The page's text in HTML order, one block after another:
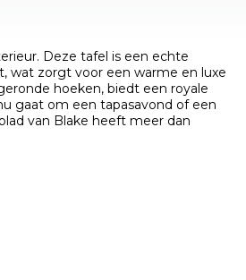
Deze tafel is een echte
wat zorgt voor een warme en luxe
hoeken, biedt een royale
gaat om een tapasavond of een
van Blake heeft meer dan